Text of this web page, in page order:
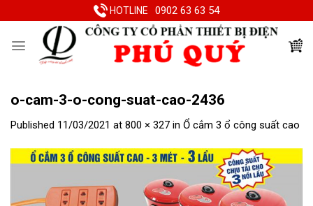
to
HOTLINE 0902 63 63 54
o-cam-3-o-cong-suat-cao-2436
Published 11/03/2021 at 800 × 327 in Ổ cắm 3 ổ công suất cao